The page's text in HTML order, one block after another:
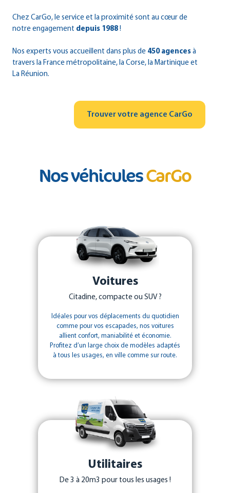
Chez CarGo, le service et la proximité sont au cœur de
notre engagement depuis 1988 !
Nos experts vous accueillent dans plus de 450 agences à
travers la France métropolitaine, la Corse, la Martinique et
La Réunion.
Trouver votre agence CarGo
Nos véhiculesCarGo
Voitures
Citadine, compacte ou SUV ?
Idéales pour vos déplacements du quotidien
comme pour vos escapades, nos voitures
allient confort, maniabilité et économie.
Profitez d’un large choix de modèles adaptés
à tous les usages, en ville comme sur route.
Utilitaires
De 3 à 20m3 pour tous les usages !